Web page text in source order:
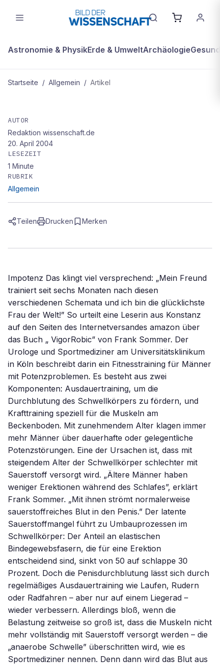
Astronomie & PhysikErde & UmweltArchäologie
Startseite / Allgemein / Artikel
Training statt Pille
AUTOR
Redaktion wissenschaft.de
20. April 2004
LESEZEIT
1 Minute
RUBRIK
Allgemein
Teilen Drucken Merken
Impotenz Das klingt viel versprechend: „Mein Freund
trainiert seit sechs Monaten nach diesen
verschiedenen Schemata und ich bin die glücklichste
Frau der Welt!” So urteilt eine Leserin aus Konstanz
auf den Seiten des Internetversandes amazon über
das Buch „ VigorRobic” von Frank Sommer. Der
Urologe und Sportmediziner am Universitätsklinikum
in Köln beschreibt darin ein Fitnesstraining für Männer
mit Potenzproblemen. Es besteht aus zwei
Komponenten: Ausdauertraining, um die
Durchblutung des Schwellkörpers zu fördern, und
Krafttraining speziell für die Muskeln am
Beckenboden. Mit zunehmendem Alter klagen immer
mehr Männer über dauerhafte oder gelegentliche
Potenzstörungen. Eine der Ursachen ist, dass mit
steigendem Alter der Schwellkörper schlechter mit
Sauerstoff versorgt wird. „Ältere Männer haben
weniger Erektionen während des Schlafes”, erklärt
Frank Sommer. „Mit ihnen strömt normalerweise
sauerstoffreiches Blut in den Penis.” Der latente
Sauerstoffmangel führt zu Umbauprozessen im
Schwellkörper: Der Anteil an elastischen
Bindegewebsfasern, die für eine Erektion
entscheidend sind, sinkt von 50 auf schlappe 30
Prozent. Doch die Penisdurchblutung lässt sich durch
regelmäßiges Ausdauertraining wie Laufen, Rudern
oder Radfahren – aber nur auf einem Liegerad –
wieder verbessern. Allerdings bloß, wenn die
Belastung zeitweise so groß ist, dass die Muskeln nicht
mehr vollständig mit Sauerstoff versorgt werden – die
„anaerobe Schwelle” überschritten wird, wie es
Sportmediziner nennen. Denn dann wird das Blut aus